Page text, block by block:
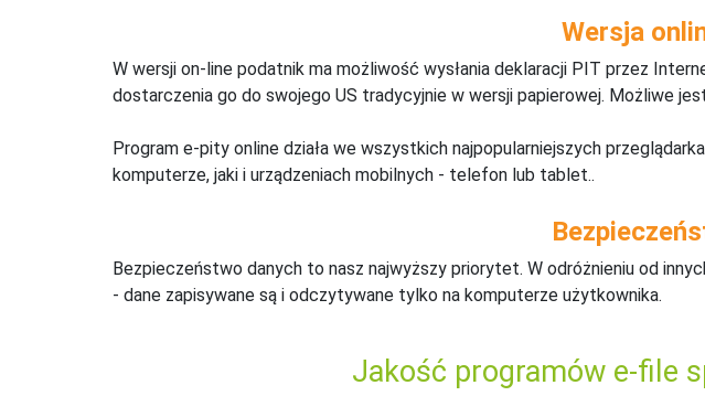
Wersja
W wersji on-line podatnik ma możliwość wysłania deklaracji PIT przez
dostarczenia go do swojego US tradycyjnie w wersji papierowej. Możliwe
Program e-pity online działa we wszystkich najpopularniejszych
komputerze, jaki i urządzeniach mobilnych - telefon lub tablet..
Bezpieczeństwo danych to nasz najwyższy priorytet. W odróżnieniu od
- dane zapisywane są i odczytywane tylko na komputerze użytkownika.
Jakość programów e-file